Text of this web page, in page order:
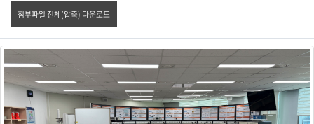
첨부파일 전체(압축) 다운로드